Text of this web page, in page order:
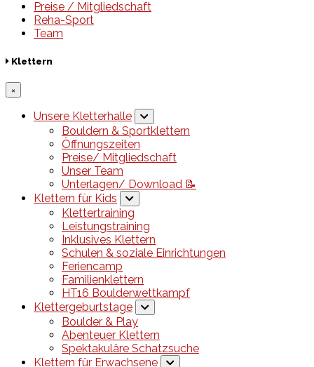
Preise / Mitgliedschaft
Reha-Sport
Team
Klettern
×
Unsere Kletterhalle
Bouldern & Sportklettern
Öffnungszeiten
Preise/ Mitgliedschaft
Unser Team
Unterlagen/ Download 📝
Klettern für Kids
Klettertraining
Leistungstraining
Inklusives Klettern
Schulen & soziale Einrichtungen
Feriencamp
Familienklettern
HT16 Boulderwettkampf
Klettergeburtstage
Boulder & Play
Abenteuer Klettern
Spektakuläre Schatzsuche
Klettern für Erwachsene